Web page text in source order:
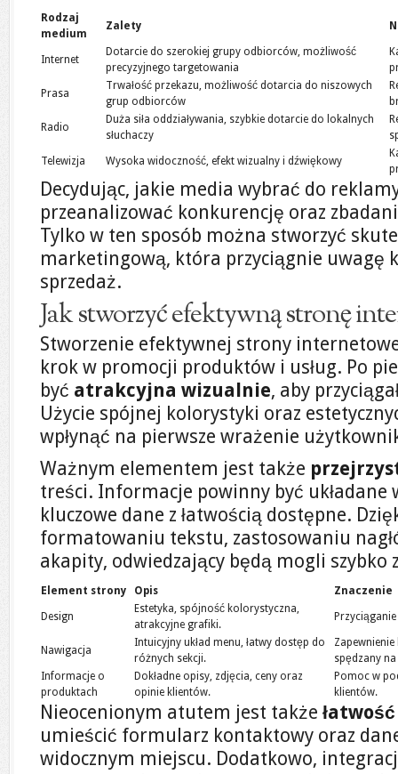
Rodzaj
medium
Zalety
Internet
Dotarcie do szerokiej grupy odbiorców, możliwość
precyzyjnego targetowania
Prasa
Trwałość przekazu, możliwość dotarcia do niszowych
grup odbiorców
Radio
Duża siła oddziaływania, szybkie dotarcie do lokalnych
słuchaczy
Telewizja Wysoka widoczność, efekt wizualny i dźwiękowy
Decydując, jakie media wybrać do
przeanalizować konkurencję oraz
Tylko w ten sposób można stworzyć
marketingową, która przyciągnie uwagę
sprzedaż.
Jak stworzyć efektywną stronę
Stworzenie efektywnej strony
krok w promocji produktów i usług. Po
być atrakcyjna wizualnie, aby
Użycie spójnej kolorystyki oraz
wpłynąć na pierwsze wrażenie
Ważnym elementem jest także
treści. Informacje powinny być układane
kluczowe dane z łatwością dostępne.
formatowaniu tekstu, zastosowaniu
akapity, odwiedzający będą mogli szybko
Element strony Opis Znaczenie
Design
Estetyka, spójność kolorystyczna,
atrakcyjne grafiki.
Nawigacja
Intuicyjny układ menu, łatwy dostęp do
różnych sekcji.
spędzany
Informacje o
produktach
Dokładne opisy, zdjęcia, ceny oraz
opinie klientów.
Pomoc w
klientów.
Nieocenionym atutem jest także
umieścić formularz kontaktowy oraz
widocznym miejscu. Dodatkowo,